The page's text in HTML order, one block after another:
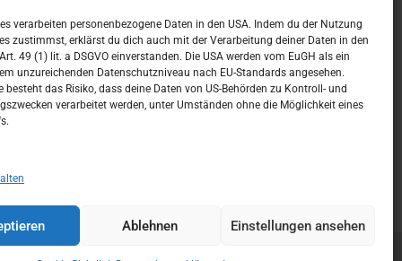
verarbeiten personenbezogene Daten in den USA. Indem du der Nutzung
zustimmst, erklärst du dich auch mit der Verarbeitung deiner Daten in den
49 (1) lit. a DSGVO einverstanden. Die USA werden vom EuGH als ein
unzureichenden Datenschutzniveau nach EU-Standards angesehen.
besteht das Risiko, dass deine Daten von US-Behörden zu Kontroll- und
verarbeitet werden, unter Umständen ohne die Möglichkeit eines
Ablehnen Einstellungen ansehen
10 11 12 13 14 15 16
17 18 19 20 21 22
24 25 26 27 28 29 30